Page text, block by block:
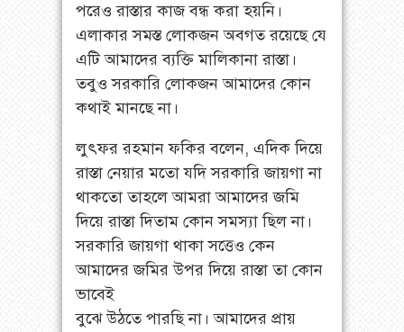
পরেও রাস্তার কাজ বন্ধ করা হয়নি।
এলাকার সমস্ত লোকজন অবগত রয়েছে যে
এটি আমাদের ব্যক্তি মালিকানা রাস্তা।
তবুও সরকারি লোকজন আমাদের কোন
কথাই মানছে না।
লুৎফর রহমান ফকির বলেন, এদিক দিয়ে
রাস্তা নেয়ার মতো যদি সরকারি জায়গা না
থাকতো তাহলে আমরা আমাদের জমি
দিয়ে রাস্তা দিতাম কোন সমস্যা ছিল না।
সরকারি জায়গা থাকা সত্তেও কেন
আমাদের জমির উপর দিয়ে রাস্তা তা কোন
ভাবেই
বুঝে উঠতে পারছি না। আমাদের প্রায়